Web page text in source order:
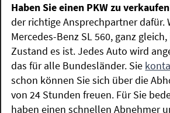
Haben Sie einen PKW zu
der richtige Ansprechpartner dafür.
Mercedes-Benz SL 560, ganz
Zustand es ist. Jedes Auto wird
das für alle Bundesländer. Sie
schon können Sie sich über die
von 24 Stunden freuen. Für Sie
haben einen schnellen Abnehmer